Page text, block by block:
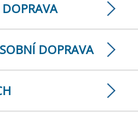
DOPRAVA